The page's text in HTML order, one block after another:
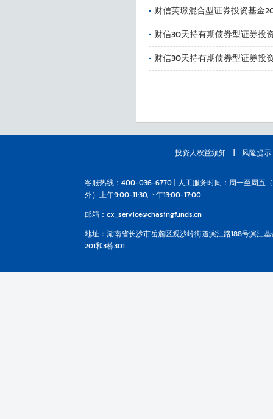
· 财信芙璟混合型证券投资基金
· 财信30天持有期债券型证券投
· 财信30天持有期债券型证券投
投资人权益须知 | 风险提示
客服热线：400-036-6770 | 人工服务时间：周一至周五
外）上午9:00-11:30,下午13:00-17:00
邮箱：cx_service@chasingfunds.cn
地址：湖南省长沙市岳麓区观沙岭街道滨江路188号滨江
201和3栋301